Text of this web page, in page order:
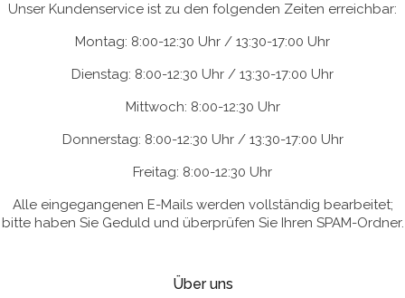
Unser Kundenservice ist zu den folgenden Zeiten erreichbar:
Montag: 8:00-12:30 Uhr / 13:30-17:00 Uhr
Dienstag: 8:00-12:30 Uhr / 13:30-17:00 Uhr
Mittwoch: 8:00-12:30 Uhr
Donnerstag: 8:00-12:30 Uhr / 13:30-17:00 Uhr
Freitag: 8:00-12:30 Uhr
Alle eingegangenen E-Mails werden vollständig bearbeitet;
bitte haben Sie Geduld und überprüfen Sie Ihren SPAM-Ordner.
Über uns